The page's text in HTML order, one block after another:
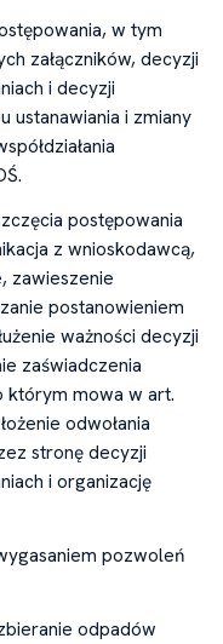
w tym
załączników, decyzji
i decyzji
ustanawiania i zmiany
postępowania
z wnioskodawcą,
zawieszenie
postanowieniem
ważności decyzji
zaświadczenia
którym mowa w art.
odwołania
stronę decyzji
i organizację
pozwoleń
odpadów